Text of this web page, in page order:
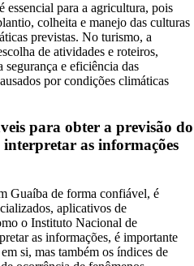
essencial para a agricultura, pois
colheita e manejo das culturas
previstas. No turismo, a
de atividades e roteiros,
e eficiência das
por condições climáticas
para obter a previsão do
as informações
Guaíba de forma confiável, é
aplicativos de
o Instituto Nacional de
as informações, é importante
si, mas também os índices de